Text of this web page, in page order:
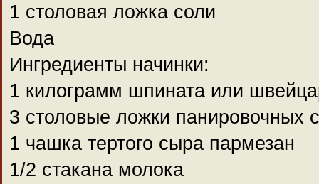
1 столовая ложка соли
Вода
Ингредиенты начинки:
1 килограмм шпината или
3 столовые ложки панировочных
1 чашка тертого сыра пармезан
1/2 стакана молока